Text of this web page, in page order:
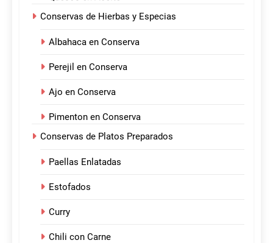
Conservas de Hierbas y Especias
Albahaca en Conserva
Perejil en Conserva
Ajo en Conserva
Pimenton en Conserva
Conservas de Platos Preparados
Paellas Enlatadas
Estofados
Curry
Chili con Carne